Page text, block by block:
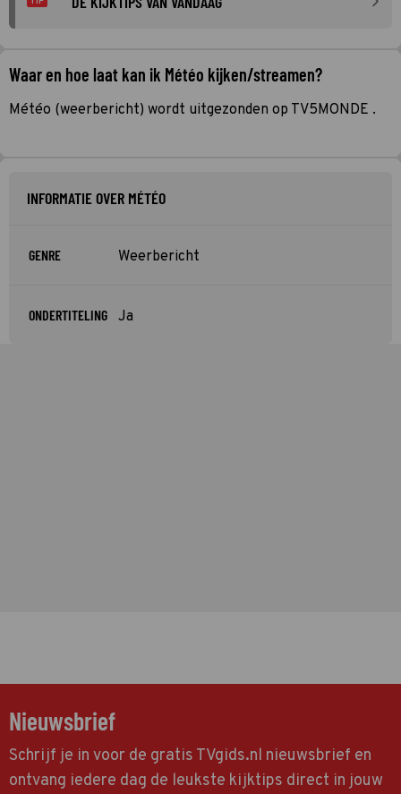
Waar en hoe laat kan ik Météo kijken/streamen?
Météo (weerbericht) wordt uitgezonden op TV5MONDE .
INFORMATIE OVER MÉTÉO
GENRE Weerbericht
ONDERTITELING Ja
Nieuwsbrief
Schrijf je in voor de gratis TVgids.nl nieuwsbrief en
ontvang iedere dag de leukste kijktips direct in jouw